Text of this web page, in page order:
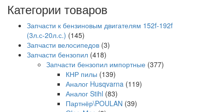
Категории товаров
Запчасти к бензиновым двигателям 152f-192f
(3л.с-20л.с.) (145)
Запчасти велосипедов (3)
Запчасти бензопил (418)
Запчасти бензопил импортные (377)
КНР пилы (139)
Аналог Husqvarna (119)
Аналог Stihl (83)
Партнёр\POULAN (39)